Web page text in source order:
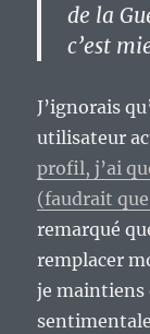
de la
c’est
J’ignorais
utilisateur
profil, j’ai
(faudrait
remarqué
remplacer
je maintiens